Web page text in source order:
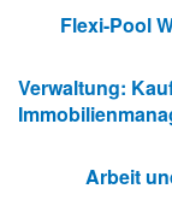
Flexi-Pool
Verwaltung:
Arbeit